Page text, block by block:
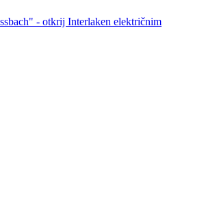
- otkrij Interlaken električnim